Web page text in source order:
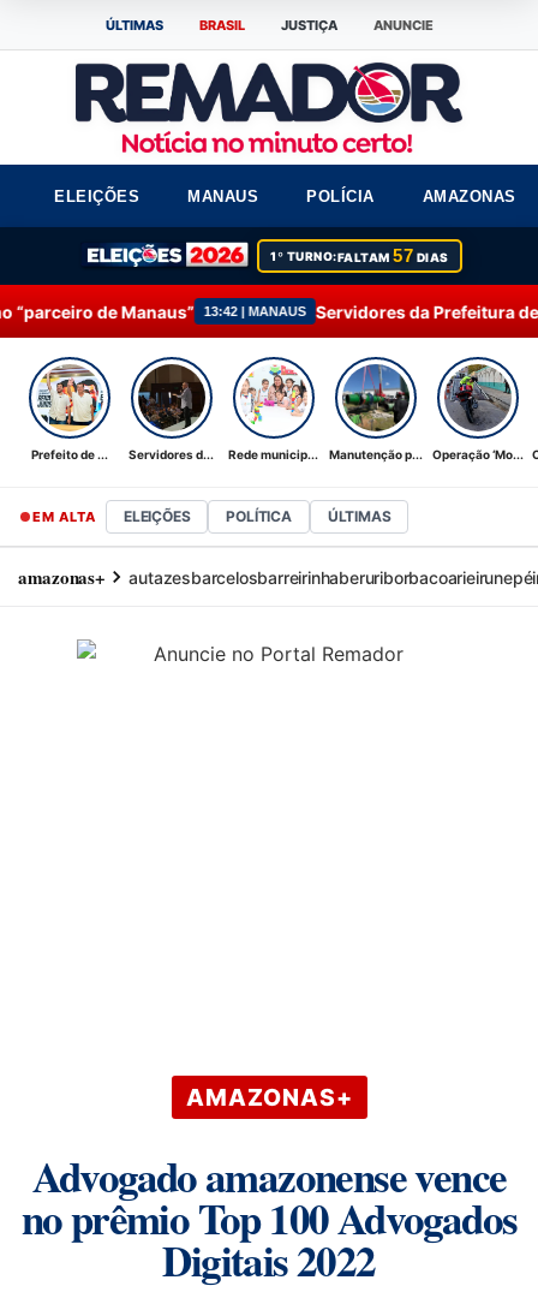
ÚLTIMAS BRASIL JUSTIÇA ANUNCIE
ELEIÇÕES MANAUS POLÍCIA AMAZONAS
1º TURNO:FALTAM57 DIAS
13:42 | MANAUS Servidores da Prefeitura de Manaus
Prefeito de ... Servidores d... Rede municip... Manutenção p... Operação ‘Mo...
EM ALTA ELEIÇÕES POLÍTICA ÚLTIMAS
amazonas+ autazesbarcelosbarreirinhaberuriborbacoarieirunepé
AMAZONAS+
Advogado amazonense vence
no prêmio Top 100 Advogados
Digitais 2022